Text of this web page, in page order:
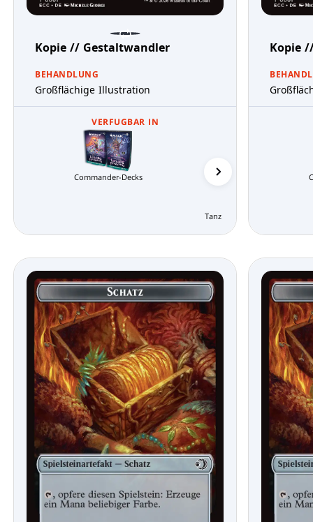
Kopie // Gestaltwandler
BEHANDLUNG
Großflächige Illustration
VERFUGBAR IN
Commander-Decks
Tanz der Elementare
Kopie